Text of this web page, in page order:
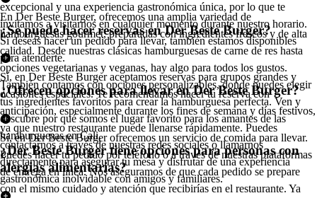
excepcional y una experiencia gastronómica única, por lo que te
invitamos a visitarnos en cualquier momento durante nuestro horario.
Si deseas hacer un pedido para llevar, también estamos disponibles
para atenderte.
En Der Beste Burger, ofrecemos una amplia variedad de
hamburguesas gourmet, preparadas con ingredientes frescos y de alta
calidad. Desde nuestras clásicas hamburguesas de carne de res hasta
opciones vegetarianas y veganas, hay algo para todos los gustos.
También contamos con opciones personalizables, donde puedes elegir
tus ingredientes favoritos para crear la hamburguesa perfecta. Ven y
descubre por qué somos el lugar favorito para los amantes de las
hamburguesas en Cali.
¿Se puede hacer reservas en Der Beste Burger?
Sí, en Der Beste Burger aceptamos reservas para grupos grandes y
ocasiones especiales. Te recomendamos hacer tu reserva con
anticipación, especialmente durante los fines de semana y días festivos,
ya que nuestro restaurante puede llenarse rápidamente. Puedes
contactarnos a través de nuestras redes sociales o llamarnos
directamente para asegurar tu mesa y disfrutar de una experiencia
gastronómica inolvidable con amigos y familiares.
¿Ofrecen opciones para llevar en Der Beste Burger?
Sí, en Der Beste Burger ofrecemos un servicio de comida para llevar.
Puedes hacer tu pedido por teléfono o a través de nuestras plataformas
de entrega en línea. Nos aseguramos de que cada pedido se prepare
con el mismo cuidado y atención que recibirías en el restaurante. Ya
¿Der Beste Burger tiene opciones para personas con
alergias alimentarias?